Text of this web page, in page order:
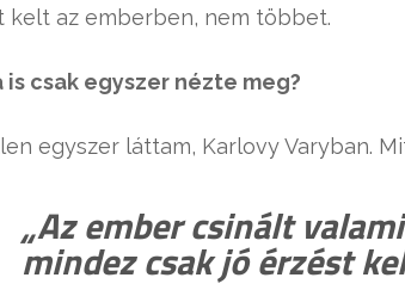
kelt az emberben, nem többet.
is csak egyszer nézte meg?
egyszer láttam, Karlovy Varyban.
„Az ember csinált
mindez csak jó érzést